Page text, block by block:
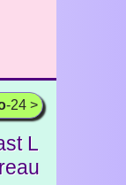
-24 >
L